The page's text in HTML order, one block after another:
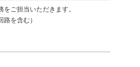
ご担当いただきます。
を含む）